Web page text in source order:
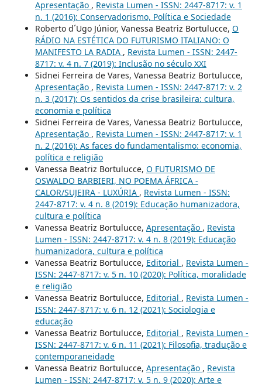
Apresentação , Revista Lumen - ISSN: 2447-8717: v. 1
n. 1 (2016): Conservadorismo, Política e Sociedade
Roberto d´Ugo Júnior, Vanessa Beatriz Bortulucce, O
RÁDIO NA ESTÉTICA DO FUTURISMO ITALIANO: O
MANIFESTO LA RADIA , Revista Lumen - ISSN: 2447-
8717: v. 4 n. 7 (2019): Inclusão no século XXI
Sidnei Ferreira de Vares, Vanessa Beatriz Bortulucce,
Apresentação , Revista Lumen - ISSN: 2447-8717: v. 2
n. 3 (2017): Os sentidos da crise brasileira: cultura,
economia e política
Sidnei Ferreira de Vares, Vanessa Beatriz Bortulucce,
Apresentação , Revista Lumen - ISSN: 2447-8717: v. 1
n. 2 (2016): As faces do fundamentalismo: economia,
política e religião
Vanessa Beatriz Bortulucce, O FUTURISMO DE
OSWALDO BARBIERI, NO POEMA ÁFRICA -
CALOR/SUJEIRA - LUXÚRIA , Revista Lumen - ISSN:
2447-8717: v. 4 n. 8 (2019): Educação humanizadora,
cultura e política
Vanessa Beatriz Bortulucce, Apresentação , Revista
Lumen - ISSN: 2447-8717: v. 4 n. 8 (2019): Educação
humanizadora, cultura e política
Vanessa Beatriz Bortulucce, Editorial , Revista Lumen -
ISSN: 2447-8717: v. 5 n. 10 (2020): Política, moralidade
e religião
Vanessa Beatriz Bortulucce, Editorial , Revista Lumen -
ISSN: 2447-8717: v. 6 n. 12 (2021): Sociologia e
educação
Vanessa Beatriz Bortulucce, Editorial , Revista Lumen -
ISSN: 2447-8717: v. 6 n. 11 (2021): Filosofia, tradução e
contemporaneidade
Vanessa Beatriz Bortulucce, Apresentação , Revista
Lumen - ISSN: 2447-8717: v. 5 n. 9 (2020): Arte e